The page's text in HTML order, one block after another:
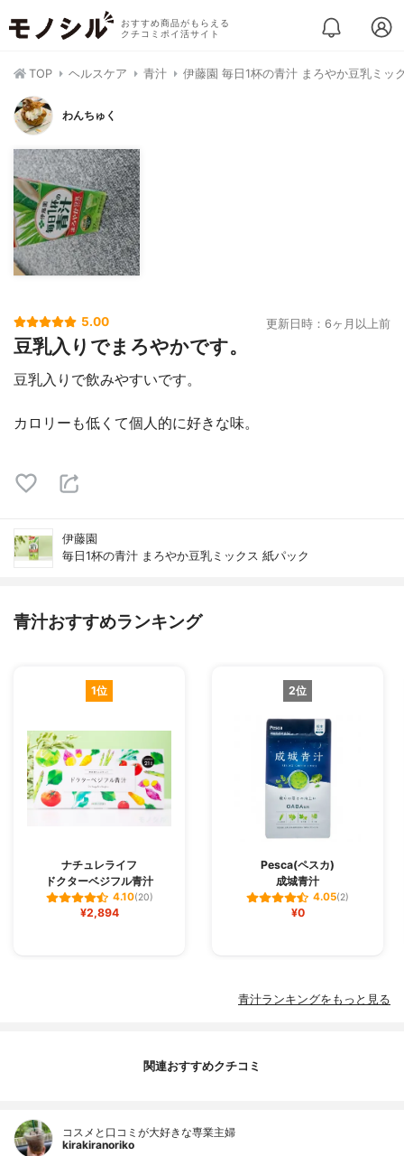
おすすめ商品がもらえる
クチコミポイ活サイト
TOP ヘルスケア 青汁 伊藤園 毎日1杯の青汁 まろやか豆乳ミッ
わんちゅく
5.00 更新日時：6ヶ月以上前
豆乳入りでまろやかです。
豆乳入りで飲みやすいです。
カロリーも低くて個人的に好きな味。
伊藤園
毎日1杯の青汁 まろやか豆乳ミックス 紙パック
青汁おすすめランキング
1位
ナチュレライフ
ドクターベジフル青汁
4.10(20)
¥2,894
2位
Pesca(ペスカ)
成城青汁
4.05(2)
¥0
青汁ランキングをもっと見る
関連おすすめクチコミ
コスメと口コミが大好きな専業主婦
kirakiranoriko